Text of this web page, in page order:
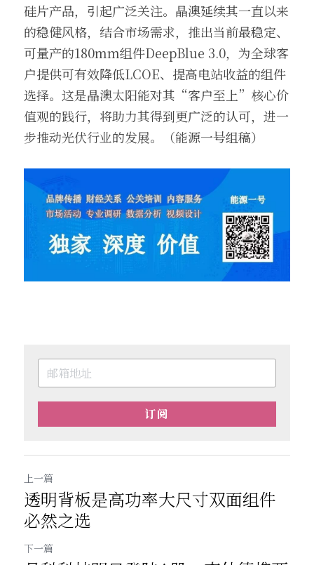
硅片产品，引起广泛关注。晶澳延续其一直以来
的稳健风格，结合市场需求，推出当前最稳定、
可量产的180mm组件DeepBlue 3.0，为全球客
户提供可有效降低LCOE、提高电站收益的组件
选择。这是晶澳太阳能对其“客户至上”核心价
值观的践行，将助力其得到更广泛的认可，进一
步推动光伏行业的发展。（能源一号组稿）
订阅
上一篇
透明背板是高功率大尺寸双面组件
必然之选
下一篇